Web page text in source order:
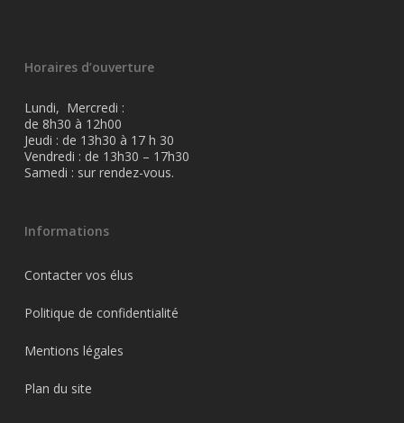
Horaires d’ouverture
Lundi, Mercredi :
de 8h30 à 12h00
Jeudi : de 13h30 à 17 h 30
Vendredi : de 13h30 – 17h30
Samedi : sur rendez-vous.
Informations
Contacter vos élus
Politique de confidentialité
Mentions légales
Plan du site